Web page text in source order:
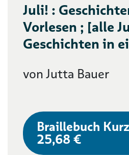
Juli! :
Vorlesen ; [alle
Geschichten in
von Jutta Bauer
Braillebuch
25,68 €